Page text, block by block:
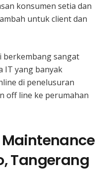
konsumen setia dan
untuk client dan
berkembang sangat
IT yang banyak
di penelusuran
off line ke perumahan
Tangerang